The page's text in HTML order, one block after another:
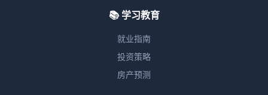
📚 学习教育
就业指南
投资策略
房产预测